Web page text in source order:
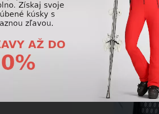
výstroj kvôli nedostatočnému
kopec peňazí a problémov.